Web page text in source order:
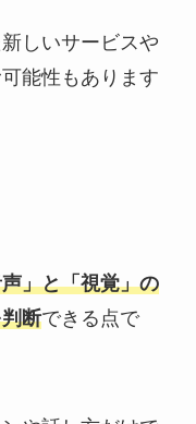
しいサービスや
能性もあります
」と「視覚」の
断できる点で